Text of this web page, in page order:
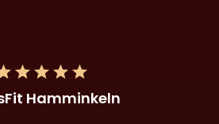
Hamminkeln